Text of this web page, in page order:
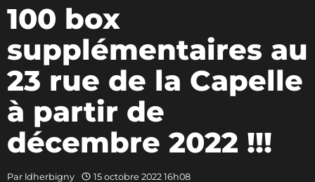
100 box
supplémentaires au
23 rue de la Capelle
à partir de
décembre 2022 !!!
Par ldherbigny 15 octobre 2022 16h08